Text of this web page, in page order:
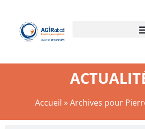
Accueil »Archives pour